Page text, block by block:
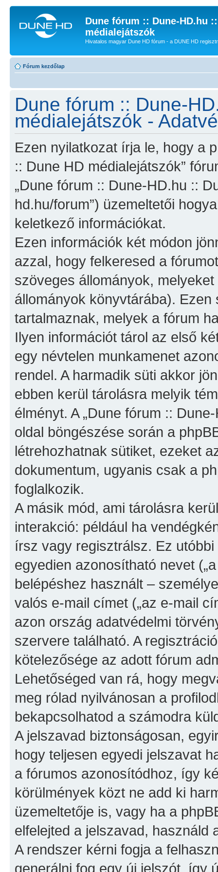
Dune fórum :: Dune-HD.hu
médialejátszók
Hivatalos magyar Dune HD fórum - a DUNE HD
Fórum kezdőlap
Dune fórum :: Dune-
médialejátszók -
Ezen nyilatkozat írja le, hogy a
:: Dune HD médialejátszók”
„Dune fórum :: Dune-HD.hu ::
hd.hu/forum”) üzemeltetői
keletkező információkat.
Ezen információk két módon
azzal, hogy felkeresed a
szöveges állományok,
állományok könyvtárába).
tartalmaznak, melyek a fórum
Ilyen információt tárol az első
egy névtelen munkamenet
rendel. A harmadik süti akkor
ebben kerül tárolásra melyik
élményt. A „Dune fórum ::
oldal böngészése során a
létrehozhatnak sütiket, ezeket
dokumentum, ugyanis csak a
foglalkozik.
A másik mód, ami tárolásra
interakció: például ha
írsz vagy regisztrálsz. Ez
egyedien azonosítható nevet
belépéshez használt –
valós e-mail címet („az e-mail
azon ország adatvédelmi
szervere található. A
kötelezősége az adott fórum
Lehetőséged van rá, hogy
meg rólad nyilvánosan a
bekapcsolhatod a számodra
A jelszavad biztonságosan,
hogy teljesen egyedi jelszavat
a fórumos azonosítódhoz, így
körülmények közt ne add ki
üzemeltetője is, vagy ha a
elfelejted a jelszavad, használd
A rendszer kérni fogja a
generálni fog egy új jelszót, így